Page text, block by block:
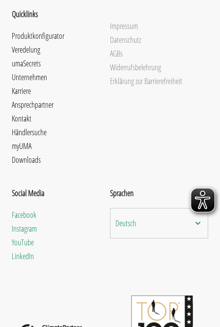
Quicklinks
Produktkonfigurator
Veredelung
umaSecrets
Unternehmen
Karriere
Ansprechpartner
Kontakt
Händlersuche
myUMA
Downloads
Impressum
Datenschutz
AGBs
Widerrufsbelehrung
Erklärung zur Barrierefreiheit
Social Media
Facebook
Instagram
YouTube
LinkedIn
Sprachen
Deutsch